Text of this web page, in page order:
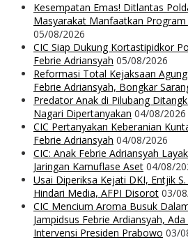
Kesempatan Emas! Ditlantas
Masyarakat Manfaatkan
05/08/2026
CIC Siap Dukung Kortastipidkor
Febrie Adriansyah 05/08/2026
Reformasi Total Kejaksaan
Febrie Adriansyah, Bongkar
Predator Anak di Pilubang
Nagari Dipertanyakan 04/08/2026
CIC Pertanyakan Keberanian
Febrie Adriansyah 04/08/2026
CIC: Anak Febrie Adriansyah
Jaringan Kamuflase Aset 04/08/
Usai Diperiksa Kejati DKI, Entjik
Hindari Media, AFPI Disorot 03/
CIC Mencium Aroma Busuk
Jampidsus Febrie Ardiansyah,
Intervensi Presiden Prabowo 03/